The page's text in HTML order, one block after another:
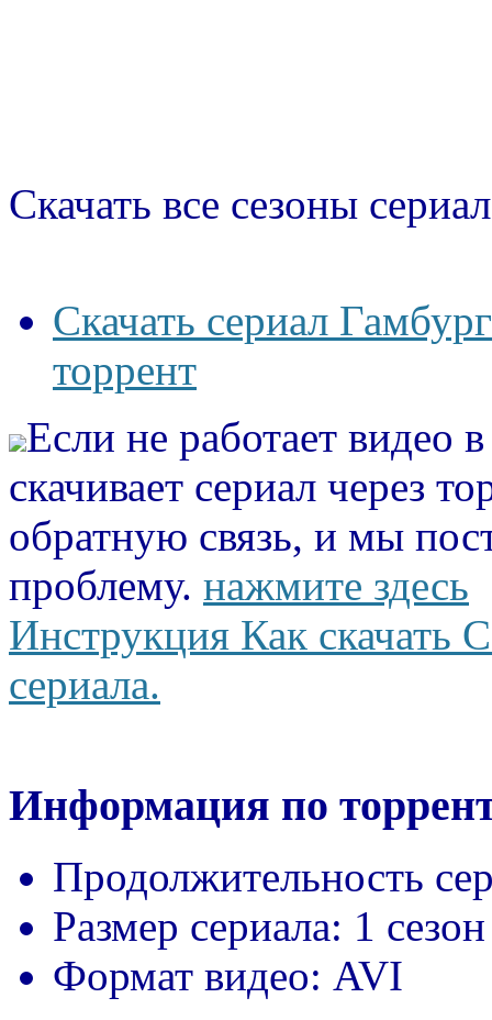
Скачать все сезоны
Скачать сериал
торрент
Если не работает видео
скачивает сериал через
обратную связь, и мы
проблему. нажмите здесь
Инструкция Как скачать
сериала.
Информация по
Продолжительность
Размер сериала: 1
Формат видео: AVI